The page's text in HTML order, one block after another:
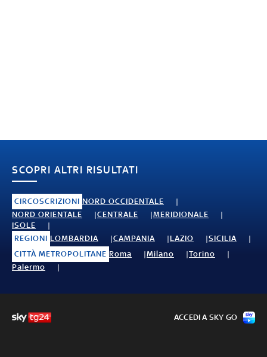
SCOPRI ALTRI RISULTATI
CIRCOSCRIZIONI NORD OCCIDENTALE
NORD ORIENTALE
CENTRALE
MERIDIONALE
ISOLE
REGIONI LOMBARDIA CAMPANIA LAZIO
SICILIA
CITTÀ METROPOLITANE Roma Milano
Torino
Palermo
ACCEDI A SKY GO